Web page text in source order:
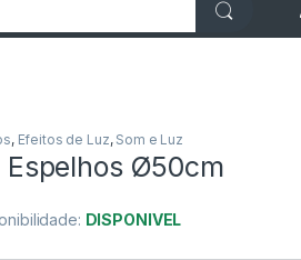
, Efeitos de Luz, Som e Luz
Espelhos Ø50cm
DISPONIVEL